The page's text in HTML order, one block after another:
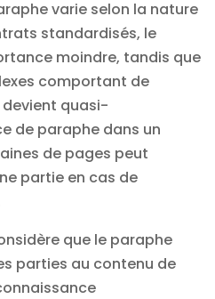
varie selon la nature
standardisés, le
moindre, tandis que
comportant de
devient quasi-
de paraphe dans un
de pages peut
partie en cas de
que le paraphe
parties au contenu de